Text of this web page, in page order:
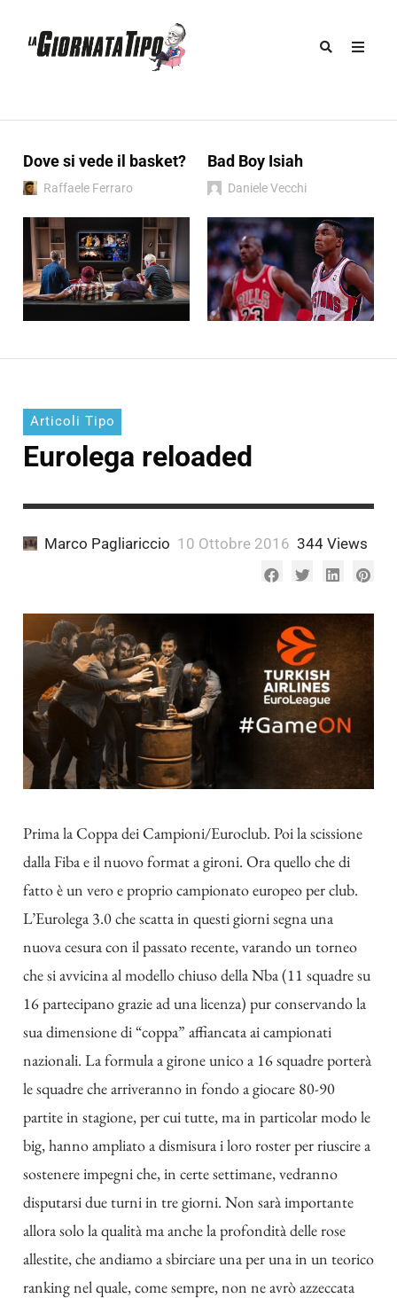
Dove si vede il basket?
Raffaele Ferraro
Bad Boy Isiah
Daniele Vecchi
Articoli Tipo
Eurolega reloaded
Marco Pagliariccio 10 Ottobre 2016 344 Views
Prima la Coppa dei Campioni/Euroclub. Poi la scissione
dalla Fiba e il nuovo format a gironi. Ora quello che di
fatto è un vero e proprio campionato europeo per club.
L’Eurolega 3.0 che scatta in questi giorni segna una
nuova cesura con il passato recente, varando un torneo
che si avvicina al modello chiuso della Nba (11 squadre su
16 partecipano grazie ad una licenza) pur conservando la
sua dimensione di “coppa” affiancata ai campionati
nazionali. La formula a girone unico a 16 squadre porterà
le squadre che arriveranno in fondo a giocare 80-90
partite in stagione, per cui tutte, ma in particolar modo le
big, hanno ampliato a dismisura i loro roster per riuscire a
sostenere impegni che, in certe settimane, vedranno
disputarsi due turni in tre giorni. Non sarà importante
allora solo la qualità ma anche la profondità delle rose
allestite, che andiamo a sbirciare una per una in un teorico
ranking nel quale, come sempre, non ne avrò azzeccata